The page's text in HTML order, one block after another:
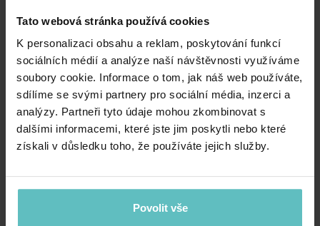
Tato webová stránka používá cookies
K personalizaci obsahu a reklam, poskytování funkcí
sociálních médií a analýze naší návštěvnosti využíváme
soubory cookie. Informace o tom, jak náš web používáte,
sdílíme se svými partnery pro sociální média, inzerci a
analýzy. Partneři tyto údaje mohou zkombinovat s
dalšími informacemi, které jste jim poskytli nebo které
získali v důsledku toho, že používáte jejich služby.
Povolit vše
SALE -10%
Městská taška A4 – Zahara
Tribal
SALE -10%
Městská taška A4 – Golden
Flowers